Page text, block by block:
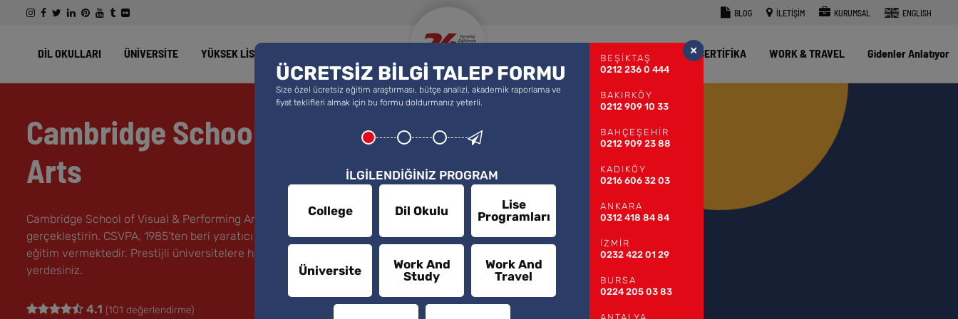
BLOG İLETİŞİM KURUMSAL ENGLISH
DİL OKULLARI ÜNİVERSİTE YÜKSEK LİSANS YURTDIŞINDA LİSE YAZ OKULU SERTİFİKA WORK & TRAVEL Gidenler Anlatıyor
Cambridge School of Visual & Performing
Arts
Cambridge School of Visual & Performing Arts’ta (CSVPA) yeteneklerinizi geliştirin ve hayallerinizi
gerçekleştirin. CSVPA, 1985’ten beri yaratıcı sanatlar, performans ve müzik alanlarında dünya çapında
eğitim vermektedir. Prestijli üniversitelere hazırlanmak ve geleceğinizi şekillendirmek için doğru
yerdesiniz.
4.1 (101 değerlendirme)
×
ÜCRETSİZ BİLGİ TALEP FORMU
Size özel ücretsiz eğitim araştırması, bütçe analizi, akademik raporlama ve
fiyat teklifleri almak için bu formu doldurmanız yeterli.
İLGİLENDİĞİNİZ PROGRAM
College Dil Okulu
Lise
Programları
Üniversite
Work And
Study
Work And
Travel
BEŞİKTAŞ
0212 236 0 444
BAKIRKÖY
0212 909 10 33
BAHÇEŞEHİR
0212 909 23 88
KADIKÖY
0216 606 32 03
ANKARA
0312 418 84 84
İZMİR
0232 422 01 29
BURSA
0224 205 03 83